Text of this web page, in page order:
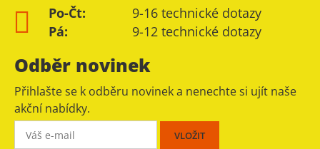
Po-Čt:
9-16 technické dotazy
Pá:
9-12 technické dotazy
Odběr novinek
Přihlašte se k odběru novinek a nenechte si ujít naše
akční nabídky.